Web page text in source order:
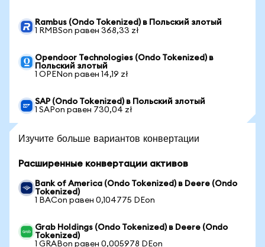
Rambus (Ondo Tokenized) в Польский злотый
1 RMBSon равен 368,33 zł
Opendoor Technologies (Ondo Tokenized) в
Польский злотый
1 OPENon равен 14,19 zł
SAP (Ondo Tokenized) в Польский злотый
1 SAPon равен 730,04 zł
Изучите больше вариантов конвертации
Расширенные конвертации активов
Bank of America (Ondo Tokenized) в Deere (Ondo
Tokenized)
1 BACon равен 0,104775 DEon
Grab Holdings (Ondo Tokenized) в Deere (Ondo
Tokenized)
1 GRABon равен 0,005978 DEon